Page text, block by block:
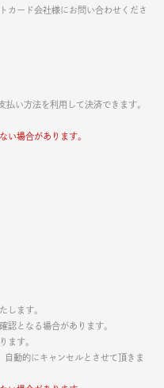
カード会社様にお問い合わせくださ
い方法を利用して決済できます。
い場合があります。
します。
認となる場合があります。
ます。
動的にキャンセルとさせて頂きま